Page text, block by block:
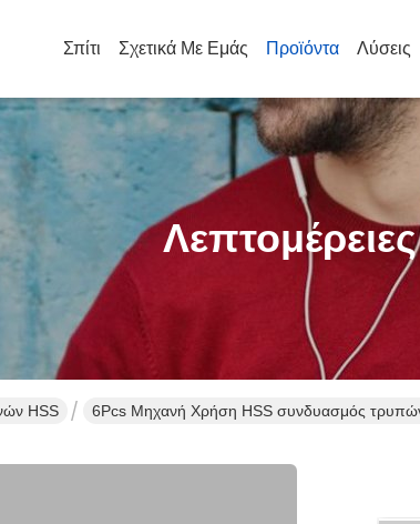
Σπίτι Σχετικά Με Εμάς Προϊόντα Λύσεις
HSS 6Pcs Μηχανή Χρήση HSS συνδυασμός